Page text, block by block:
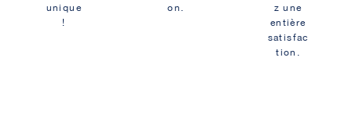
unique
!
on.
z une
entière
satisfac
tion.